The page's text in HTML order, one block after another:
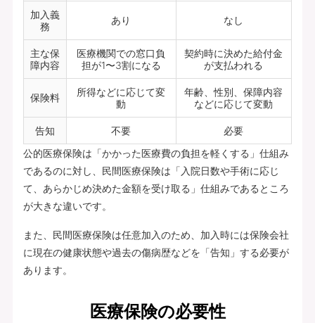
加入義
務
あり なし
主な保
障内容
医療機関での窓口負
担が1〜3割になる
契約時に決めた給付金
が支払われる
保険料
所得などに応じて変
動
年齢、性別、保障内容
などに応じて変動
告知 不要
必要
公的医療保険は「かかった医療費の負担を軽くする」仕組み
であるのに対し、民間医療保険は「入院日数や手術に応じ
て、あらかじめ決めた金額を受け取る」仕組みであるところ
が大きな違いです。
また、民間医療保険は任意加入のため、加入時には保険会社
に現在の健康状態や過去の傷病歴などを「告知」する必要が
あります。
医療保険の必要性